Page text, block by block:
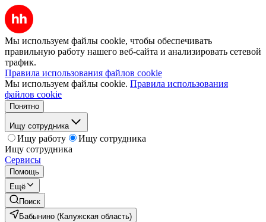
Мы используем файлы cookie, чтобы обеспечивать
правильную работу нашего веб-сайта и анализировать сетевой
трафик.
Правила использования файлов cookie
Мы используем файлы cookie. Правила использования
файлов cookie
Понятно
Ищу сотрудника
Ищу работу
Ищу сотрудника
Ищу сотрудника
Сервисы
Помощь
Ещё
Поиск
Бабынино (Калужская область)